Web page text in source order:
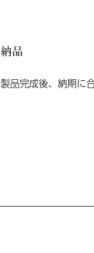
納品
製品完成後、納期に